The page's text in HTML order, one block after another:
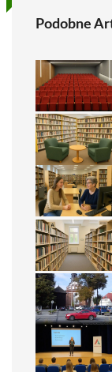
Podobne